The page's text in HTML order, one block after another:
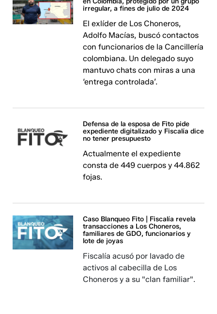
irregular, a fines de julio de 2024
El exlíder de Los Choneros,
Adolfo Macías, buscó contactos
con funcionarios de la Cancillería
colombiana. Un delegado suyo
mantuvo chats con miras a una
‘entrega controlada’.
Defensa de la esposa de Fito pide
expediente digitalizado y Fiscalía dice
no tener presupuesto
Actualmente el expediente
consta de 449 cuerpos y 44.862
fojas.
Caso Blanqueo Fito | Fiscalía revela
transacciones a Los Choneros,
familiares de GDO, funcionarios y
lote de joyas
Fiscalía acusó por lavado de
activos al cabecilla de Los
Choneros y a su "clan familiar".